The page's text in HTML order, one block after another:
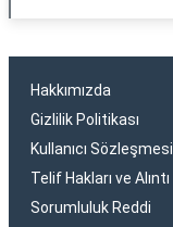
Hakkımızda
Gizlilik Politikası
Kullanıcı Sözleşmesi
Telif Hakları ve Alıntı
Sorumluluk Reddi